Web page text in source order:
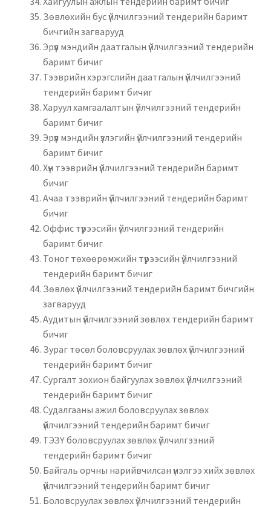
Зөвлөхийн бус үйлчилгээний тендерийн баримт
бичгийн загварууд
Эрүүл мэндийн даатгалын үйлчилгээний тендерийн
баримт бичиг
Тээврийн хэрэгслийн даатгалын үйлчилгээний
тендерийн баримт бичиг
Харуул хамгаалалтын үйлчилгээний тендерийн
баримт бичиг
Эрүүл мэндийн үзлэгийн үйлчилгээний тендерийн
баримт бичиг
Хүн тээврийн үйлчилгээний тендерийн баримт
бичиг
Ачаа тээврийн үйлчилгээний тендерийн баримт
бичиг
Оффис түрээсийн үйлчилгээний тендерийн
баримт бичиг
Тоног төхөөрөмжийн түрээсийн үйлчилгээний
тендерийн баримт бичиг
Зөвлөх үйлчилгээний тендерийн баримт бичгийн
загварууд
Аудитын үйлчилгээний зөвлөх тендерийн баримт
бичиг
Зураг төсөл боловсруулах зөвлөх үйлчилгээний
тендерийн баримт бичиг
Сургалт зохион байгуулах зөвлөх үйлчилгээний
тендерийн баримт бичиг
Судалгааны ажил боловсруулах зөвлөх
үйлчилгээний тендерийн баримт бичиг
ТЭЗҮ боловсруулах зөвлөх үйлчилгээний
тендерийн баримт бичиг
Байгаль орчны нарийвчилсан үнэлгээ хийх зөвлөх
үйлчилгээний тендерийн баримт бичиг
Боловсруулах зөвлөх үйлчилгээний тендерийн